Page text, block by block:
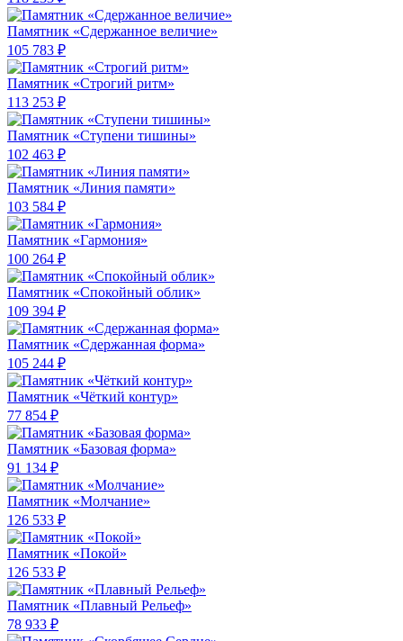
Памятник «Сдержанное величие»
105 783 ₽
Памятник «Строгий ритм»
113 253 ₽
Памятник «Ступени тишины»
102 463 ₽
Памятник «Линия памяти»
103 584 ₽
Памятник «Гармония»
100 264 ₽
Памятник «Спокойный облик»
109 394 ₽
Памятник «Сдержанная форма»
105 244 ₽
Памятник «Чёткий контур»
77 854 ₽
Памятник «Базовая форма»
91 134 ₽
Памятник «Молчание»
126 533 ₽
Памятник «Покой»
126 533 ₽
Памятник «Плавный Рельеф»
78 933 ₽